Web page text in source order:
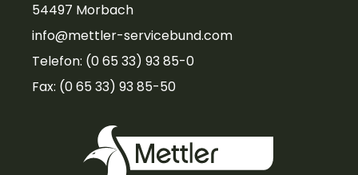
54497 Morbach
info@mettler-servicebund.com
Telefon: (0 65 33) 93 85-0
Fax: (0 65 33) 93 85-50